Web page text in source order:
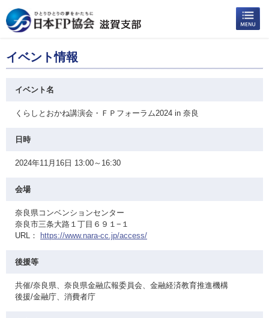
イベント情報
イベント名
くらしとおかね講演会・ＦＰフォーラム2024 in 奈良
日時
2024年11月16日 13:00～16:30
会場
奈良県コンベンションセンター
奈良市三条大路１丁目６９１−１
URL：
https://www.nara-cc.jp/access/
後援等
共催/奈良県、奈良県金融広報委員会、金融経済教育推進機構
後援/金融庁、消費者庁